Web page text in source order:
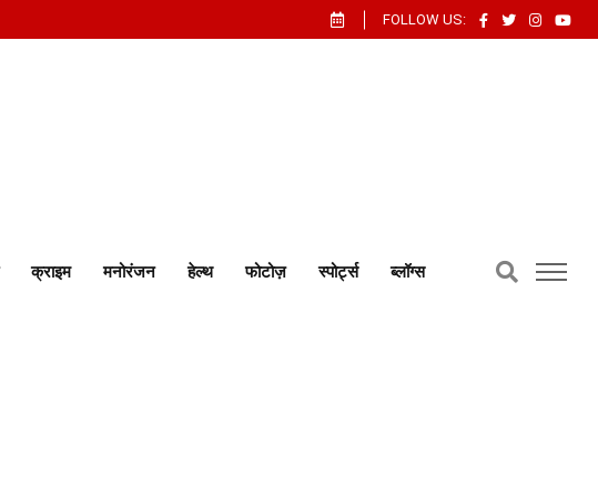
FOLLOW US:
क्राइम मनोरंजन हेल्थ फोटोज़ स्पोर्ट्स ब्लॉग्स